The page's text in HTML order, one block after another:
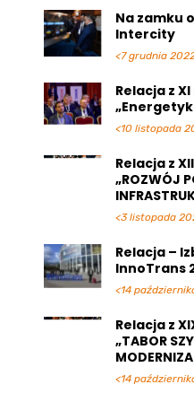
Na zamku
Intercity
<7 grudnia
Relacja z
<10 listopada
Relacja z
„ROZWÓJ
<3 listopada
Relacja –
InnoTrans
<14
Relacja z
„TABOR
<14